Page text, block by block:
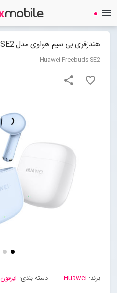
menu
هندزفری بی سیم هواوی مدل Huawei Freebuds SE2
Huawei Freebuds SE2
favorite_border
share
برند: Huawei دسته بندی: ایرفون